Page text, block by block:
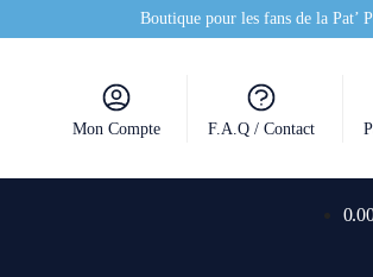
Boutique pour les fans de la Pat’
Mon Compte F.A.Q / Contact